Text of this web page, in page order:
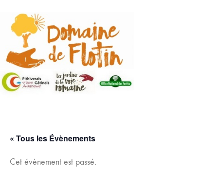
« Tous les Évènements
Cet évènement est passé.